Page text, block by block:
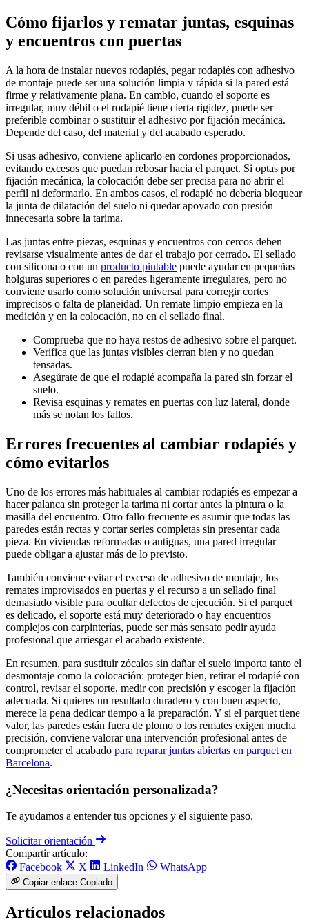
Cómo fijarlos y rematar juntas, esquinas
y encuentros con puertas
A la hora de instalar nuevos rodapiés, pegar rodapiés con adhesivo
de montaje puede ser una solución limpia y rápida si la pared está
firme y relativamente plana. En cambio, cuando el soporte es
irregular, muy débil o el rodapié tiene cierta rigidez, puede ser
preferible combinar o sustituir el adhesivo por fijación mecánica.
Depende del caso, del material y del acabado esperado.
Si usas adhesivo, conviene aplicarlo en cordones proporcionados,
evitando excesos que puedan rebosar hacia el parquet. Si optas por
fijación mecánica, la colocación debe ser precisa para no abrir el
perfil ni deformarlo. En ambos casos, el rodapié no debería bloquear
la junta de dilatación del suelo ni quedar apoyado con presión
innecesaria sobre la tarima.
Las juntas entre piezas, esquinas y encuentros con cercos deben
revisarse visualmente antes de dar el trabajo por cerrado. El sellado
con silicona o con un producto pintable puede ayudar en pequeñas
holguras superiores o en paredes ligeramente irregulares, pero no
conviene usarlo como solución universal para corregir cortes
imprecisos o falta de planeidad. Un remate limpio empieza en la
medición y en la colocación, no en el sellado final.
Comprueba que no haya restos de adhesivo sobre el parquet.
Verifica que las juntas visibles cierran bien y no quedan
tensadas.
Asegúrate de que el rodapié acompaña la pared sin forzar el
suelo.
Revisa esquinas y remates en puertas con luz lateral, donde
más se notan los fallos.
Errores frecuentes al cambiar rodapiés y
cómo evitarlos
Uno de los errores más habituales al cambiar rodapiés es empezar a
hacer palanca sin proteger la tarima ni cortar antes la pintura o la
masilla del encuentro. Otro fallo frecuente es asumir que todas las
paredes están rectas y cortar series completas sin presentar cada
pieza. En viviendas reformadas o antiguas, una pared irregular
puede obligar a ajustar más de lo previsto.
También conviene evitar el exceso de adhesivo de montaje, los
remates improvisados en puertas y el recurso a un sellado final
demasiado visible para ocultar defectos de ejecución. Si el parquet
es delicado, el soporte está muy deteriorado o hay encuentros
complejos con carpinterías, puede ser más sensato pedir ayuda
profesional que arriesgar el acabado existente.
En resumen, para sustituir zócalos sin dañar el suelo importa tanto el
desmontaje como la colocación: proteger bien, retirar el rodapié con
control, revisar el soporte, medir con precisión y escoger la fijación
adecuada. Si quieres un resultado duradero y con buen aspecto,
merece la pena dedicar tiempo a la preparación. Y si el parquet tiene
valor, las paredes están fuera de plomo o los remates exigen mucha
precisión, conviene valorar una intervención profesional antes de
comprometer el acabado para reparar juntas abiertas en parquet en
Barcelona.
¿Necesitas orientación personalizada?
Te ayudamos a entender tus opciones y el siguiente paso.
Solicitar orientación
Compartir artículo:
Facebook
X LinkedIn WhatsApp
Copiar enlace Copiado
Artículos relacionados